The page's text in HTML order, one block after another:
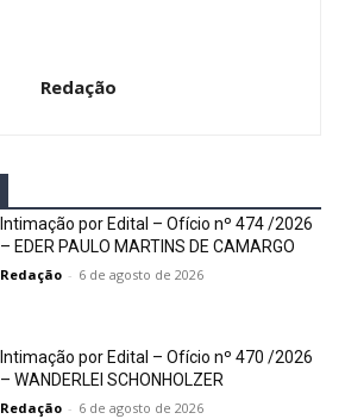
Redação
Intimação por Edital – Ofício nº 474 /2026
– EDER PAULO MARTINS DE CAMARGO
Redação - 6 de agosto de 2026
Intimação por Edital – Ofício nº 470 /2026
– WANDERLEI SCHONHOLZER
Redação - 6 de agosto de 2026